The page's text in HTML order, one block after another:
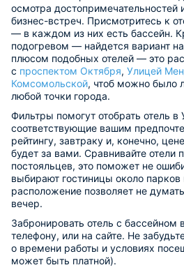
осмотра достопримечательностей
бизнес-встреч. Присмотритесь к
— в каждом из них есть бассейн.
подогревом — найдется вариант
плюсом подобных отелей — это
с проспектом Октября, Улицей
Комсомольской, чтоб можно было
любой точки города.
Фильтры помогут отобрать отель
соответствующие вашим
рейтингу, завтраку и, конечно,
будет за вами. Сравнивайте отели
постояльцев, это поможет не
выбирают гостиницы около парков
расположение позволяет не
вечер.
Забронировать отель с
телефону, или на сайте. Не
о времени работы и условиях
может быть платной).